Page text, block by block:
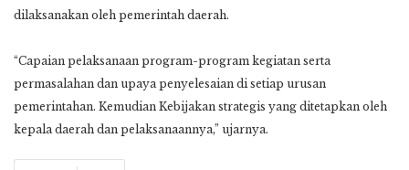
dilaksanakan oleh pemerintah daerah.
“Capaian pelaksanaan program-program kegiatan serta
permasalahan dan upaya penyelesaian di setiap urusan
pemerintahan. Kemudian Kebijakan strategis yang ditetapkan oleh
kepala daerah dan pelaksanaannya,” ujarnya.